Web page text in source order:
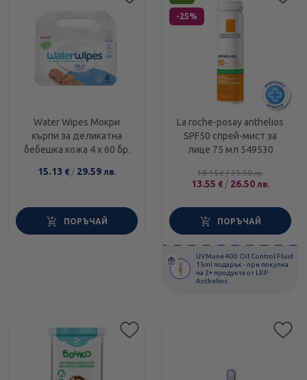
Water Wipes Мокри
кърпи за деликатна
бебешка кожа 4 х 60 бр.
15.13 € / 29.59 лв.
ПОРЪЧАЙ
-25%
La roche-posay anthelios
SPF50 спрей-мист за
лице 75 мл 549530
18.15€ / 35.50лв.
13.55 € / 26.50 лв.
ПОРЪЧАЙ
UVMune 400 Oil Control Fluid
15ml подарък - при покупка
на 2+ продукта от LRP
Anthelios